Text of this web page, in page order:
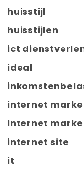
huisstijl
huisstijlen
ict
ideal
internet
internet
internet site
it